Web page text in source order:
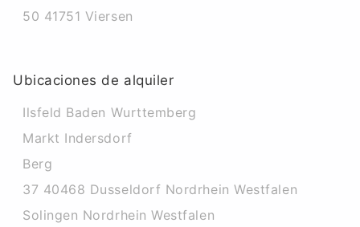
50 41751 Viersen
Ubicaciones de alquiler
Ilsfeld Baden Wurttemberg
Markt Indersdorf
Berg
37 40468 Dusseldorf Nordrhein Westfalen
Solingen Nordrhein Westfalen